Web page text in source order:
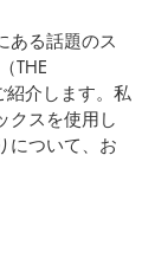
ある話題のス
THE
紹介します。私
クスを使用し
について、お